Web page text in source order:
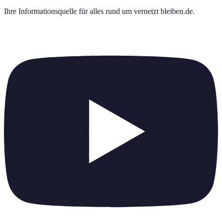
Ihre Informationsquelle für alles rund um vernetzt bleiben.de.